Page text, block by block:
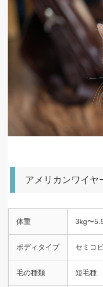
アメリカンワイヤ
体重 3kg〜
ボディタイプ セミコ
毛の種類 短毛種